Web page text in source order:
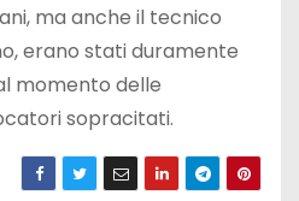
ma anche il tecnico
erano stati duramente
momento delle
sopracitati.